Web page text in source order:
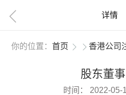
详情
你的位置：首页 香港公司
股东董
时间： 2022-05-